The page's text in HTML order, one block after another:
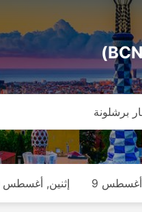
برشلونة
9 إثنين, أغسطس 10